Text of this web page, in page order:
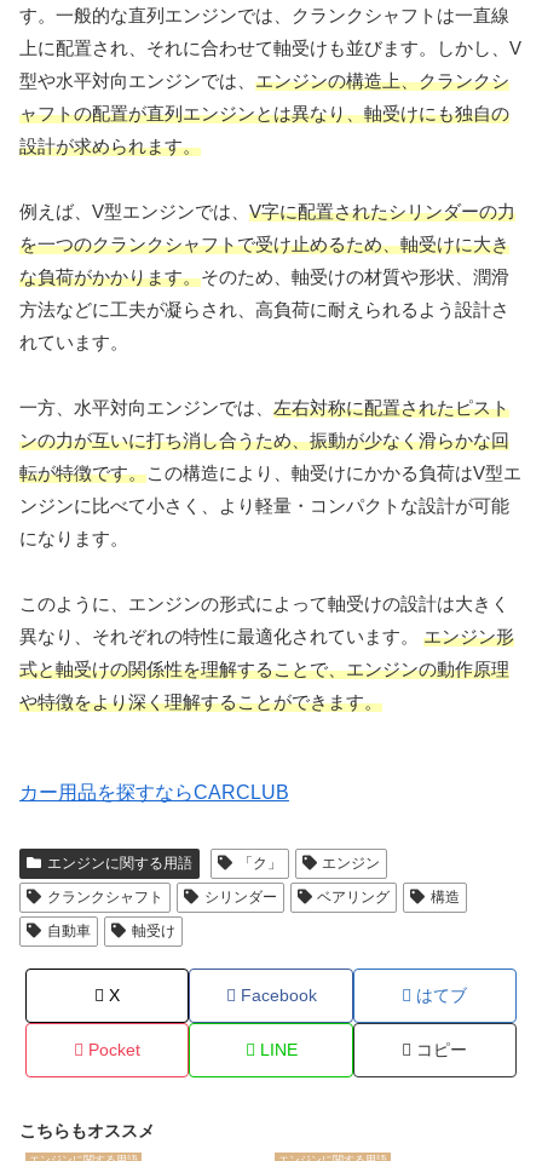
す。一般的な直列エンジンでは、クランクシャフトは一直線
上に配置され、それに合わせて軸受けも並びます。しかし、V
型や水平対向エンジンでは、 エンジンの構造上、クランクシ
ャフトの配置が直列エンジンとは異なり、軸受けにも独自の
設計が求められます。
例えば、V型エンジンでは、 V字に配置されたシリンダーの力
を一つのクランクシャフトで受け止めるため、軸受けに大き
な負荷がかかります。そのため、軸受けの材質や形状、潤滑
方法などに工夫が凝らされ、高負荷に耐えられるよう設計さ
れています。
一方、水平対向エンジンでは、 左右対称に配置されたピスト
ンの力が互いに打ち消し合うため、振動が少なく滑らかな回
転が特徴です。この構造により、軸受けにかかる負荷はV型エ
ンジンに比べて小さく、より軽量・コンパクトな設計が可能
になります。
このように、エンジンの形式によって軸受けの設計は大きく
異なり、それぞれの特性に最適化されています。 エンジン形
式と軸受けの関係性を理解することで、エンジンの動作原理
や特徴をより深く理解することができます。
カー用品を探すならCARCLUB
エンジンに関する用語 「ク」
エンジン
クランクシャフト
シリンダー ベアリング
構造
自動車
軸受け
X Facebook はてブ
Pocket LINE コピー
こちらもオススメ